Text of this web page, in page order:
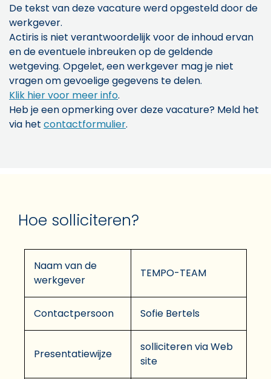
De tekst van deze vacature werd opgesteld door de
werkgever.
Actiris is niet verantwoordelijk voor de inhoud ervan
en de eventuele inbreuken op de geldende
wetgeving. Opgelet, een werkgever mag je niet
vragen om gevoelige gegevens te delen.
Klik hier voor meer info.
Heb je een opmerking over deze vacature? Meld het
via het contactformulier.
Hoe solliciteren?
Naam van de
werkgever
TEMPO-TEAM
Contactpersoon Sofie Bertels
Presentatiewijze
solliciteren via Web
site